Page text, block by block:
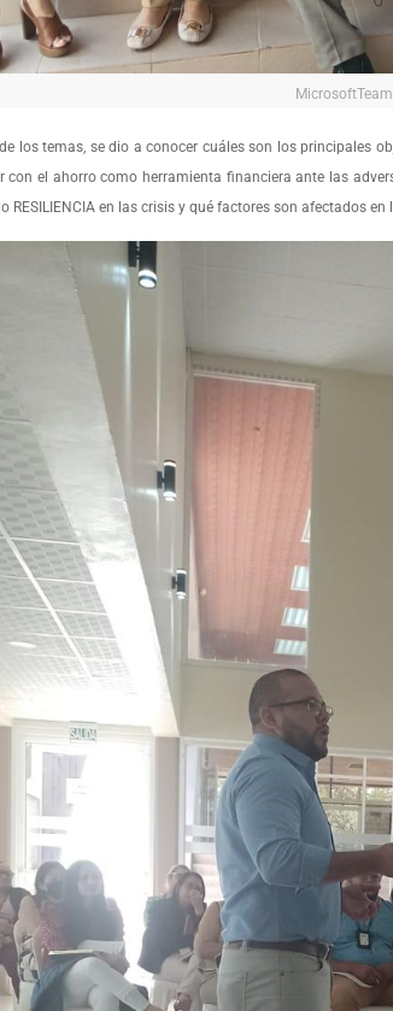
los temas, se dio a conocer cuáles son los principales
con el ahorro como herramienta financiera ante las
RESILIENCIA en las crisis y qué factores son afectados